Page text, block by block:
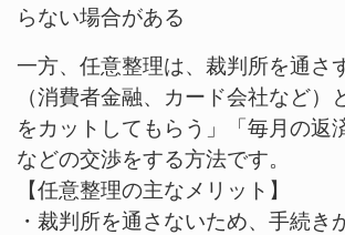
らない場合がある
一方、任意整理は、裁判所を通さ
（消費者金融、カード会社など）
をカットしてもらう」「毎月の返
などの交渉をする方法です。
【任意整理の主なメリット】
・裁判所を通さないため、手続き